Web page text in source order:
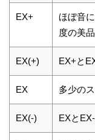
EX+
ほぼ音
度の美品
EX(+) EX+と
EX 多少の
EX(-) EXと